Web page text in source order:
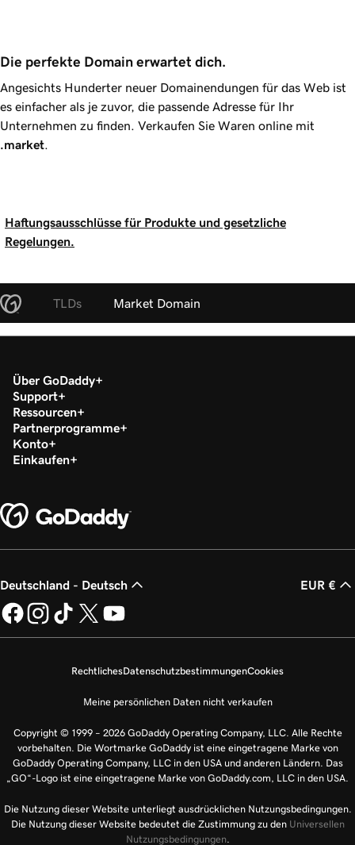
Die perfekte Domain erwartet dich.
Angesichts Hunderter neuer Domainendungen für das Web ist
es einfacher als je zuvor, die passende Adresse für Ihr
Unternehmen zu finden. Verkaufen Sie Waren online mit
.market
Haftungsausschlüsse für Produkte und gesetzliche
Regelungen.
TLDs Market Domain
Über GoDaddy
Support
Ressourcen
Partnerprogramme
Konto
Einkaufen
Deutschland - Deutsch EUR €
RechtlichesDatenschutzbestimmungenCookies
Meine persönlichen Daten nicht verkaufen
Copyright © 1999 – 2026 GoDaddy Operating Company, LLC. Alle Rechte
vorbehalten. Die Wortmarke GoDaddy ist eine eingetragene Marke von
GoDaddy Operating Company, LLC in den USA und anderen Ländern. Das
„GO“-Logo ist eine eingetragene Marke von GoDaddy.com, LLC in den USA.
Die Nutzung dieser Website unterliegt ausdrücklichen Nutzungsbedingungen.
Die Nutzung dieser Website bedeutet die Zustimmung zu den Universellen
Nutzungsbedingungen.